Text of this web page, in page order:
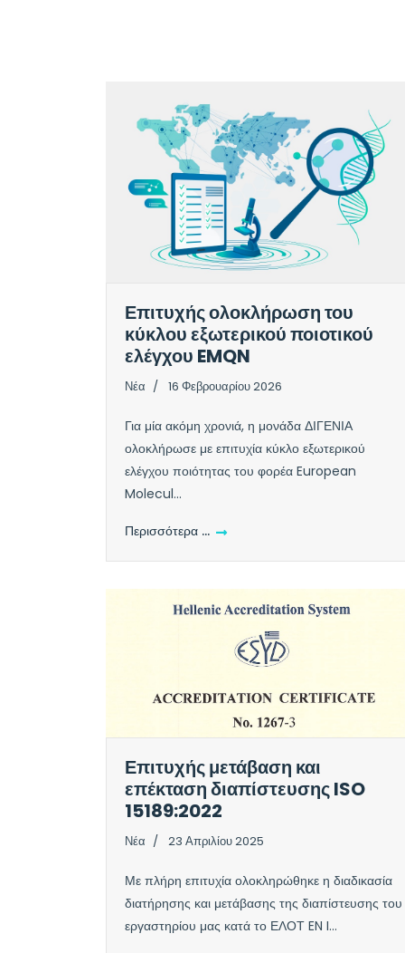
Επιτυχής ολοκλήρωση του
κύκλου εξωτερικού ποιοτικού
ελέγχου EMQN
Νέα 16 Φεβρουαρίου 2026
Για μία ακόμη χρονιά, η μονάδα ΔΙΓΕΝΙΑ
ολοκλήρωσε με επιτυχία κύκλο εξωτερικού
ελέγχου ποιότητας του φορέα European
Molecul...
Περισσότερα …
Επιτυχής μετάβαση και
επέκταση διαπίστευσης ISO
15189:2022
Νέα 23 Απριλίου 2025
Με πλήρη επιτυχία ολοκληρώθηκε η διαδικασία
διατήρησης και μετάβασης της διαπίστευσης του
εργαστηρίου μας κατά το ΕΛΟΤ EN I...